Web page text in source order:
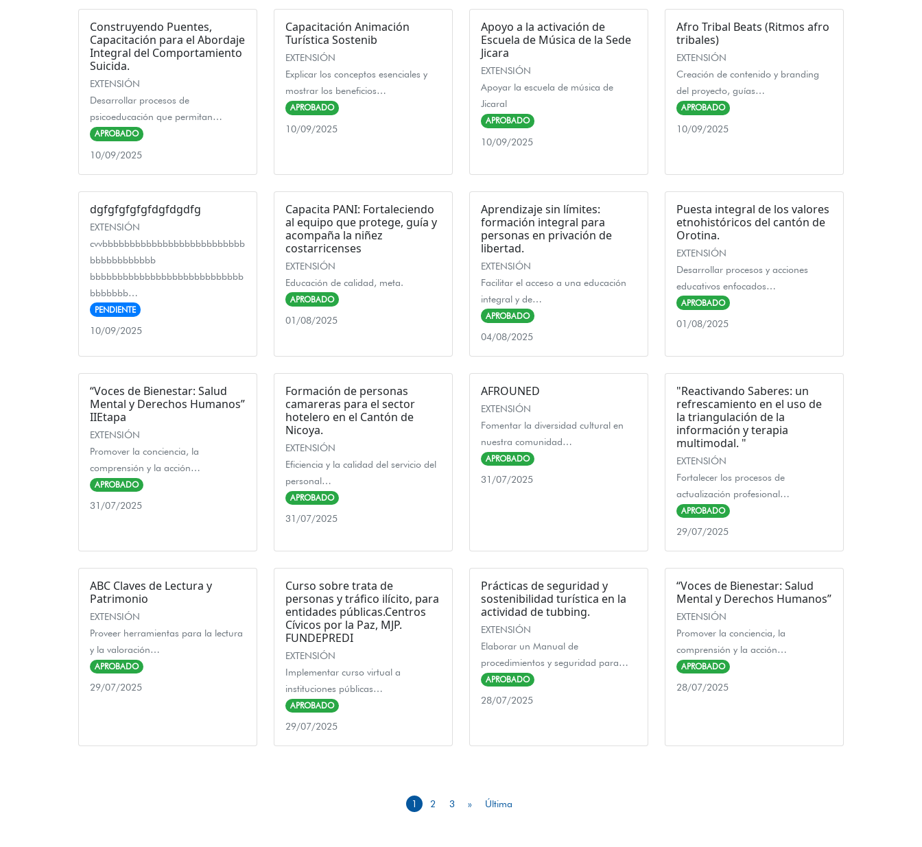
Construyendo Puentes,
Capacitación para el Abordaje
Integral del Comportamiento
Suicida.
EXTENSIÓN
Desarrollar procesos de
psicoeducación que permitan…
APROBADO
10/09/2025
Capacitación Animación
Turística Sostenib
EXTENSIÓN
Explicar los conceptos esenciales y
mostrar los beneficios…
APROBADO
10/09/2025
Apoyo a la activación de
Escuela de Música de la Sede
Jicara
EXTENSIÓN
Apoyar la escuela de música de
Jicaral
APROBADO
10/09/2025
Afro Tribal Beats (Ritmos afro
tribales)
EXTENSIÓN
Creación de contenido y branding
del proyecto, guías…
APROBADO
10/09/2025
dgfgfgfgfgfdgfdgdfg
EXTENSIÓN
cvvbbbbbbbbbbbbbbbbbbbbbbbbbb
bbbbbbbbbbbb
bbbbbbbbbbbbbbbbbbbbbbbbbbbb
bbbbbbb…
PENDIENTE
10/09/2025
Capacita PANI: Fortaleciendo
al equipo que protege, guía y
acompaña la niñez
costarricenses
EXTENSIÓN
Educación de calidad, meta.
APROBADO
01/08/2025
Aprendizaje sin límites:
formación integral para
personas en privación de
libertad.
EXTENSIÓN
Facilitar el acceso a una educación
integral y de…
APROBADO
04/08/2025
Puesta integral de los valores
etnohistóricos del cantón de
Orotina.
EXTENSIÓN
Desarrollar procesos y acciones
educativos enfocados…
APROBADO
01/08/2025
“Voces de Bienestar: Salud
Mental y Derechos Humanos”
IIEtapa
EXTENSIÓN
Promover la conciencia, la
comprensión y la acción…
APROBADO
31/07/2025
Formación de personas
camareras para el sector
hotelero en el Cantón de
Nicoya.
EXTENSIÓN
Eficiencia y la calidad del servicio del
personal…
APROBADO
31/07/2025
AFROUNED
EXTENSIÓN
Fomentar la diversidad cultural en
nuestra comunidad…
APROBADO
31/07/2025
"Reactivando Saberes: un
refrescamiento en el uso de
la triangulación de la
información y terapia
multimodal. "
EXTENSIÓN
Fortalecer los procesos de
actualización profesional…
APROBADO
29/07/2025
ABC Claves de Lectura y
Patrimonio
EXTENSIÓN
Proveer herramientas para la lectura
y la valoración…
APROBADO
29/07/2025
Curso sobre trata de
personas y tráfico ilícito, para
entidades públicas.Centros
Cívicos por la Paz, MJP.
FUNDEPREDI
EXTENSIÓN
Implementar curso virtual a
instituciones públicas…
APROBADO
29/07/2025
Prácticas de seguridad y
sostenibilidad turística en la
actividad de tubbing.
EXTENSIÓN
Elaborar un Manual de
procedimientos y seguridad para…
APROBADO
28/07/2025
“Voces de Bienestar: Salud
Mental y Derechos Humanos”
EXTENSIÓN
Promover la conciencia, la
comprensión y la acción…
APROBADO
28/07/2025
1 2 3 » Última